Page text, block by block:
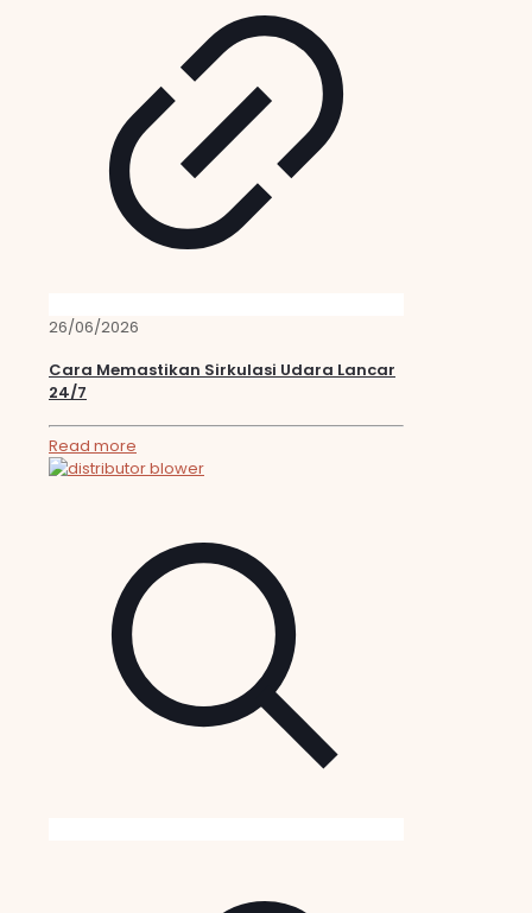
26/06/2026
Cara Memastikan Sirkulasi Udara Lancar
24/7
Read more